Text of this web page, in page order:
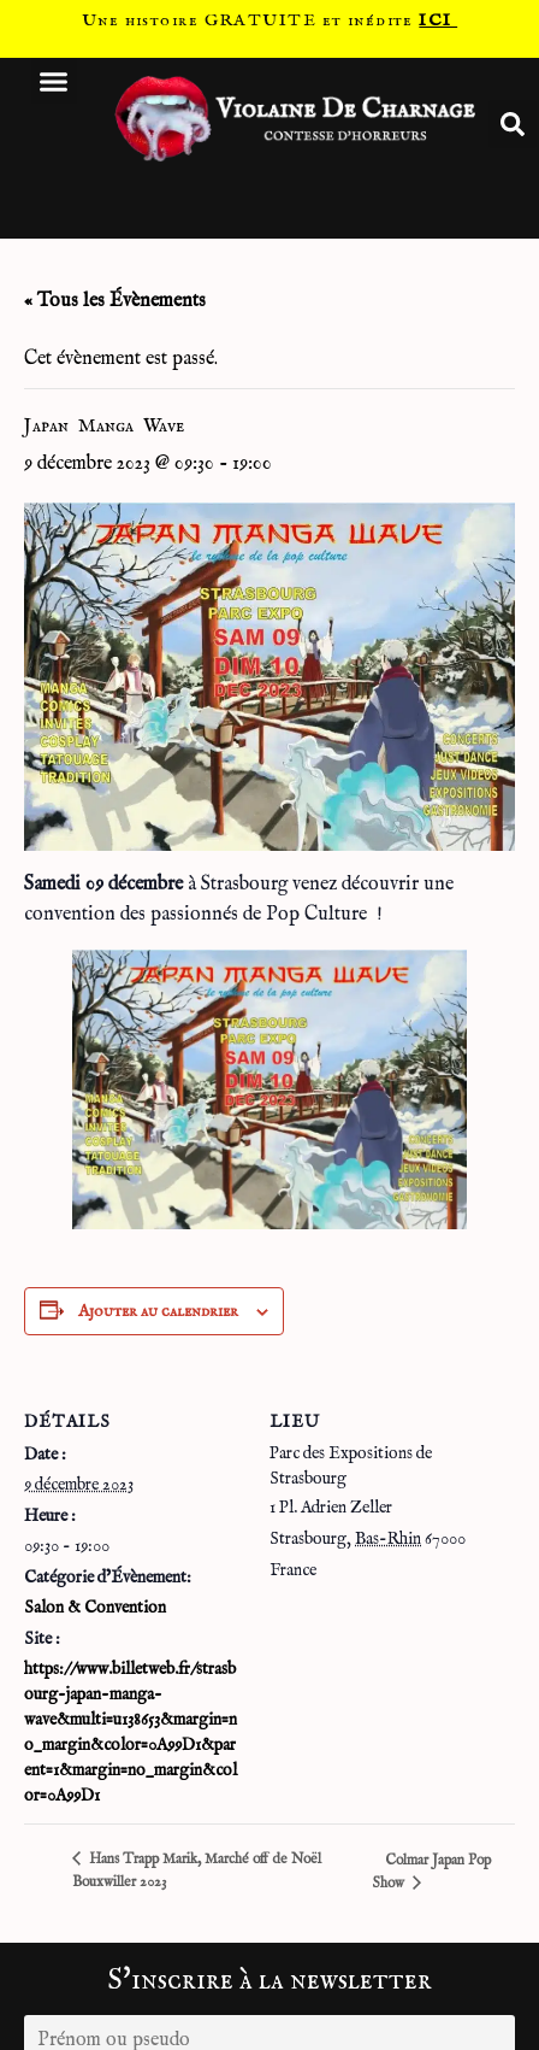
Une histoire GRATUITE et inéditeICI
« Tous les Évènements
Cet évènement est passé.
Japan Manga Wave
9 décembre 2023 @ 09:30 - 19:00
Samedi 09 décembre à Strasbourg venez découvrir une
convention des passionnés de Pop Culture !
Ajouter au calendrier
DÉTAILS
Date :
9 décembre 2023
Heure :
09:30 - 19:00
Catégorie d’Évènement:
Salon & Convention
Site :
https://www.billetweb.fr/strasb
ourg-japan-manga-
wave&multi=u138653&margin=n
o_margin&color=0A99D1&par
ent=1&margin=no_margin&col
or=0A99D1
LIEU
Parc des Expositions de
Strasbourg
1 Pl. Adrien Zeller
Strasbourg,Bas-Rhin67000
France
Hans Trapp Marik, Marché off de Noël
Bouxwiller 2023
Colmar Japan Pop
Show
S'inscrire à la newsletter